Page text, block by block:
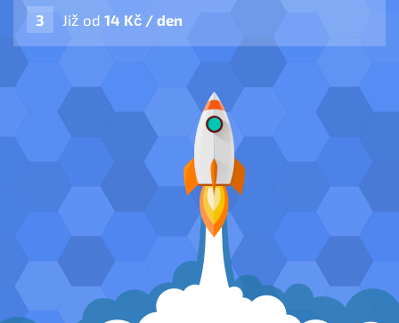
Již od 14 Kč / den